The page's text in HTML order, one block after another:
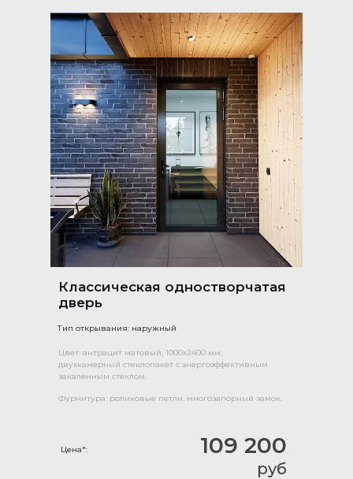
109 200
руб
Классическая одностворчатая
дверь
Тип открывания: наружный
Цвет: антрацит матовый, 1000х2400 мм,
двухкамерный стеклопакет с энергоэффективным
закаленным стеклом.
Фурнитура: роликовые петли, многозапорный замок.
Цена*: